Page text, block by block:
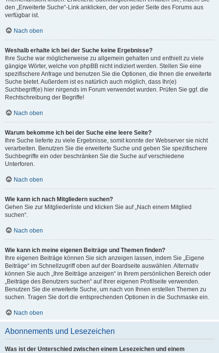
den „Erweiterte Suche“-Link anklicken, der von jeder Seite des Forums aus
verfügbar ist.
Nach oben
Weshalb erhalte ich bei der Suche keine Ergebnisse?
Ihre Suche war möglicherweise zu allgemein gehalten und enthielt zu viele
gängige Wörter, welche von phpBB nicht indiziert werden. Stellen Sie eine
spezifischere Anfrage und benutzen Sie die Optionen, die Ihnen die erweiterte
Suche bietet. Außerdem ist es natürlich auch möglich, dass Ihr(e)
Suchbegriff(e) hier nirgends im Forum verwendet wurden. Prüfen Sie ggf. die
Rechtschreibung der Begriffe!
Nach oben
Warum bekomme ich bei der Suche eine leere Seite?
Ihre Suche lieferte zu viele Ergebnisse, somit konnte der Webserver sie nicht
verarbeiten. Benutzen Sie die erweiterte Suche und geben Sie spezifischere
Suchbegriffe ein oder beschränken Sie die Suche auf verschiedene
Unterforen.
Nach oben
Wie kann ich nach Mitgliedern suchen?
Gehen Sie zur Mitgliederliste und klicken Sie auf „Nach einem Mitglied
suchen“.
Nach oben
Wie kann ich meine eigenen Beiträge und Themen finden?
Ihre eigenen Beiträge können Sie sich anzeigen lassen, indem Sie „Eigene
Beiträge“ im Schnellzugriff oben auf der Boardseite auswählen. Alternativ
können Sie auch „Ihre Beiträge anzeigen“ in Ihrem persönlichen Bereich oder
„Beiträge des Benutzers suchen“ auf Ihrer eigenen Profilseite verwenden.
Benutzen Sie die erweiterte Suche, um nach von Ihnen erstellen Themen zu
suchen. Tragen Sie dort die entsprechenden Optionen in die Suchmaske ein.
Nach oben
Abonnements und Lesezeichen
Was ist der Unterschied zwischen einem Lesezeichen und einem